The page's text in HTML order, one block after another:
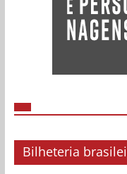
Bilheteria